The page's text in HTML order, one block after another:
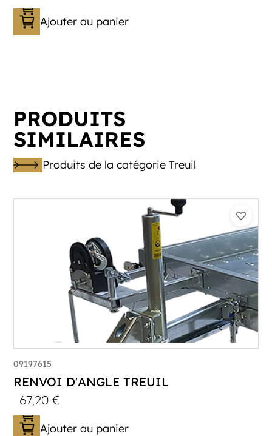
Ajouter au panier
PRODUITS
SIMILAIRES
Produits de la catégorie Treuil
09197615
RENVOI D'ANGLE TREUIL
67,20€
Ajouter au panier